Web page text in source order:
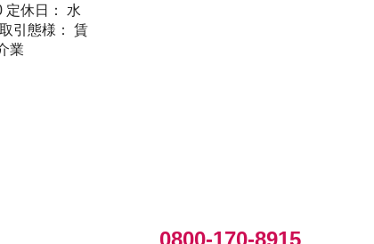
定休日： 水
取引態様： 賃
業
0800-170-8915